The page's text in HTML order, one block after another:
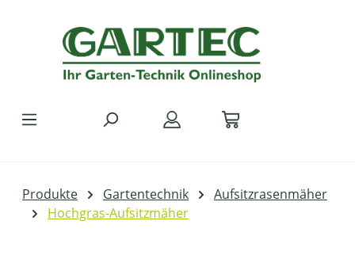
Produkte Gartentechnik
Aufsitzrasenmäher
Hochgras-Aufsitzmäher